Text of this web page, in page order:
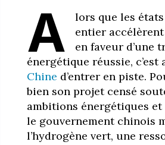
A
lors que les
entier
en faveur d’une
énergétique réussie, c’est
Chine d’entrer en piste.
bien son projet censé
ambitions énergétiques
le gouvernement chinois
l’hydrogène vert, une